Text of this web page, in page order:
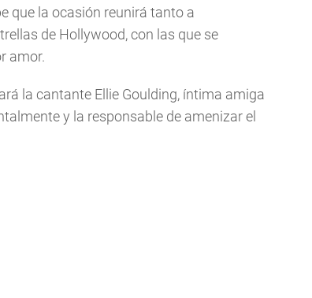
que la ocasión reunirá tanto a
de Hollywood, con las que se
amor.
la cantante Ellie Goulding, íntima amiga
y la responsable de amenizar el